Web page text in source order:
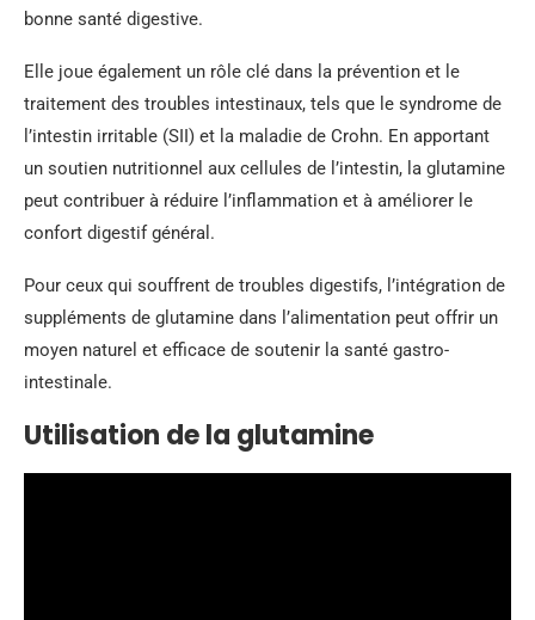
bonne santé digestive.
Elle joue également un rôle clé dans la prévention et le
traitement des troubles intestinaux, tels que le syndrome de
l’intestin irritable (SII) et la maladie de Crohn. En apportant
un soutien nutritionnel aux cellules de l’intestin, la glutamine
peut contribuer à réduire l’inflammation et à améliorer le
confort digestif général.
Pour ceux qui souffrent de troubles digestifs, l’intégration de
suppléments de glutamine dans l’alimentation peut offrir un
moyen naturel et efficace de soutenir la santé gastro-
intestinale.
Utilisation de la glutamine